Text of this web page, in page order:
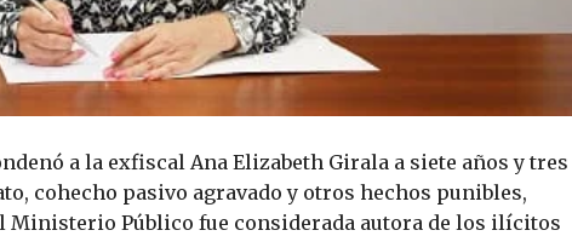
a la exfiscal Ana Elizabeth Girala a siete años y tres
cohecho pasivo agravado y otros hechos punibles,
Ministerio Público fue considerada autora de los ilícitos